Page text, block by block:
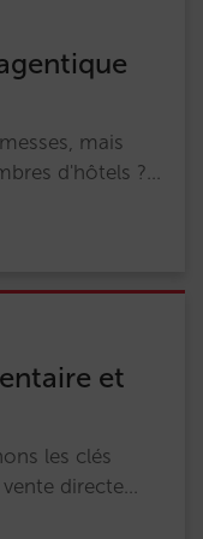
mais
d'hôtels ?...
et
les clés
directe...